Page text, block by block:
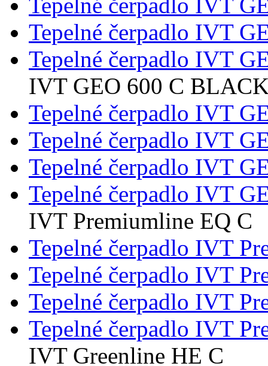
Tepelné čerpadlo IVT
Tepelné čerpadlo IVT
IVT GEO 600 C
Tepelné čerpadlo IVT
Tepelné čerpadlo IVT
Tepelné čerpadlo IVT
Tepelné čerpadlo IVT
IVT Premiumline EQ C
Tepelné čerpadlo IVT
Tepelné čerpadlo IVT
Tepelné čerpadlo IVT
Tepelné čerpadlo IVT
IVT Greenline HE C